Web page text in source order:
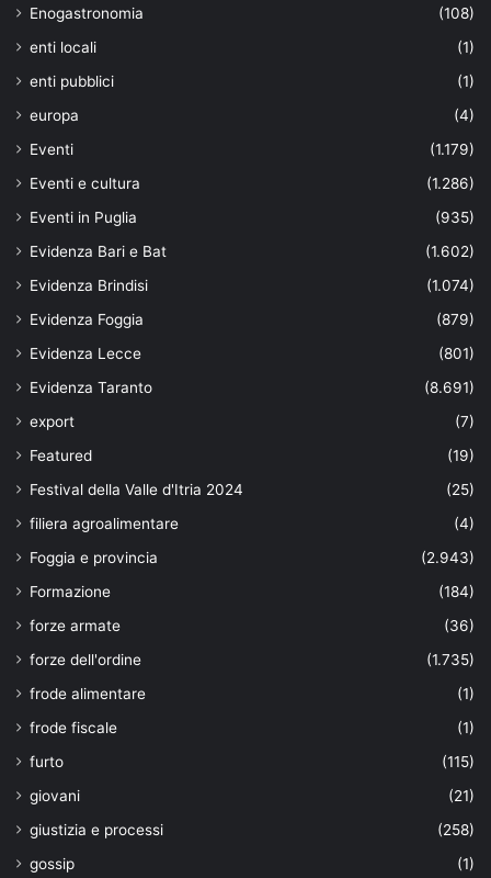
Enogastronomia
(108)
enti locali
(1)
enti pubblici
(1)
europa
(4)
Eventi
(1.179)
Eventi e cultura
(1.286)
Eventi in Puglia
(935)
Evidenza Bari e Bat
(1.602)
Evidenza Brindisi
(1.074)
Evidenza Foggia
(879)
Evidenza Lecce
(801)
Evidenza Taranto
(8.691)
export
(7)
Featured
(19)
Festival della Valle d'Itria 2024
(25)
filiera agroalimentare
(4)
Foggia e provincia
(2.943)
Formazione
(184)
forze armate
(36)
forze dell'ordine
(1.735)
frode alimentare
(1)
frode fiscale
(1)
furto
(115)
giovani
(21)
giustizia e processi
(258)
gossip
(1)